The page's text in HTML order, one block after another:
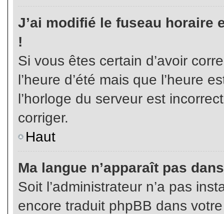
J’ai modifié le fuseau horaire
!
Si vous êtes certain d’avoir
l’heure d’été mais que l’heure
l’horloge du serveur est
corriger.
Haut
Ma langue n’apparaît pas
Soit l’administrateur n’a pas
encore traduit phpBB dans